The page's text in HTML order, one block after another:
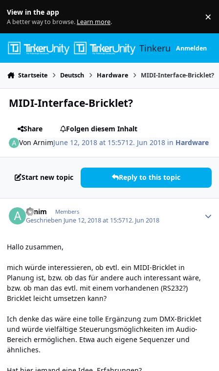
View in the app
A better way to browse. Learn more. ×
TinkerunityAnmelden
Startseite Deutsch Hardware MIDI-Interface-Bricklet?
MIDI-Interface-Bricklet?
Share
Folgen diesem Inhalt
VonArnimJune 12, 2018 at 15:5712. Jun 2018 in Hardware
Start new topic Reply to this topic
Arnim Members
Geschrieben June 12, 2018 at 15:5712. Jun 2018
Hallo zusammen,
mich würde interessieren, ob evtl. ein MIDI-Bricklet in
Planung ist, bzw. ob das für andere auch interessant wäre,
bzw. ob man das evtl. mit einem vorhandenen (RS232?)
Bricklet leicht umsetzen kann?
Ich denke das wäre eine tolle Ergänzung zum DMX-Bricklet
und würde vielfältige Steuerungsmöglichkeiten im Audio-
Bereich ermöglichen. Etwa auch eigene Sequenzer und
ähnliches.